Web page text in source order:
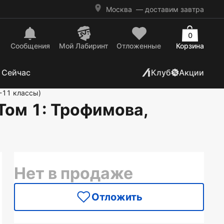
Москва — доставим завтра
Сообщения Mой Лабиринт Отложенные Корзина
0
Клуб Акции
классы)
1 : Трофимова,
Нет в продаже
Отложить